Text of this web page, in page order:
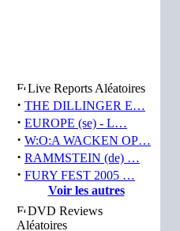
Live Reports Aléatoires
· THE DILLINGER E…
· EUROPE (se) - L…
· W:O:A WACKEN OP…
· RAMMSTEIN (de) …
· FURY FEST 2005 …
Voir les autres
DVD Reviews
Aléatoires